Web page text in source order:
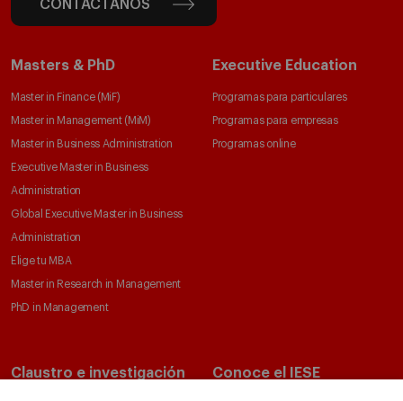
CONTÁCTANOS
Masters & PhD
Master in Finance (MiF)
Master in Management (MiM)
Master in Business Administration
Executive Master in Business
Administration
Global Executive Master in Business
Administration
Elige tu MBA
Master in Research in Management
PhD in Management
Executive Education
Programas para particulares
Programas para empresas
Programas online
Claustro e investigación Conoce el IESE